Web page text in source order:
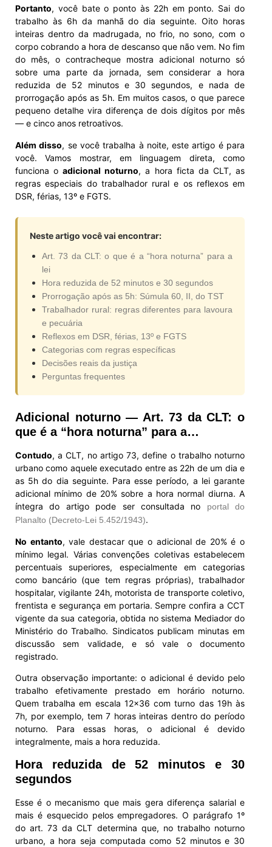
Portanto, você bate o ponto às 22h em ponto. Sai do
trabalho às 6h da manhã do dia seguinte. Oito horas
inteiras dentro da madrugada, no frio, no sono, com o
corpo cobrando a hora de descanso que não vem. No fim
do mês, o contracheque mostra adicional noturno só
sobre uma parte da jornada, sem considerar a hora
reduzida de 52 minutos e 30 segundos, e nada de
prorrogação após as 5h. Em muitos casos, o que parece
pequeno detalhe vira diferença de dois dígitos por mês
— e cinco anos retroativos.
Além disso, se você trabalha à noite, este artigo é para
você. Vamos mostrar, em linguagem direta, como
funciona oadicional noturno, a hora ficta da CLT, as
regras especiais do trabalhador rural e os reflexos em
DSR, férias, 13º e FGTS.
Neste artigo você vai encontrar:
Art. 73 da CLT: o que é a “hora noturna” para a
lei
Hora reduzida de 52 minutos e 30 segundos
Prorrogação após as 5h: Súmula 60, II, do TST
Trabalhador rural: regras diferentes para lavoura
e pecuária
Reflexos em DSR, férias, 13º e FGTS
Categorias com regras específicas
Decisões reais da justiça
Perguntas frequentes
Adicional noturno — Art. 73 da CLT: o
que é a “hora noturna” para a…
Contudo, a CLT, no artigo 73, define o trabalho noturno
urbano como aquele executado entre as 22h de um dia e
as 5h do dia seguinte. Para esse período, a lei garante
adicional mínimo de 20% sobre a hora normal diurna. A
íntegra do artigo pode ser consultada no
portal do
Planalto (Decreto-Lei 5.452/1943).
No entanto, vale destacar que o adicional de 20% é o
mínimo legal. Várias convenções coletivas estabelecem
percentuais superiores, especialmente em categorias
como bancário (que tem regras próprias), trabalhador
hospitalar, vigilante 24h, motorista de transporte coletivo,
frentista e segurança em portaria. Sempre confira a CCT
vigente da sua categoria, obtida no sistema Mediador do
Ministério do Trabalho. Sindicatos publicam minutas em
discussão sem validade, e só vale o documento
registrado.
Outra observação importante: o adicional é devido pelo
trabalho efetivamente prestado em horário noturno.
Quem trabalha em escala 12×36 com turno das 19h às
7h, por exemplo, tem 7 horas inteiras dentro do período
noturno. Para essas horas, o adicional é devido
integralmente, mais a hora reduzida.
Hora reduzida de 52 minutos e 30
segundos
Esse é o mecanismo que mais gera diferença salarial e
mais é esquecido pelos empregadores. O parágrafo 1º
do art. 73 da CLT determina que, no trabalho noturno
urbano, a hora seja computada como 52 minutos e 30